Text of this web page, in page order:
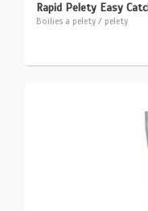
Rapid Pelety Easy
Boilies a pelety / pelety